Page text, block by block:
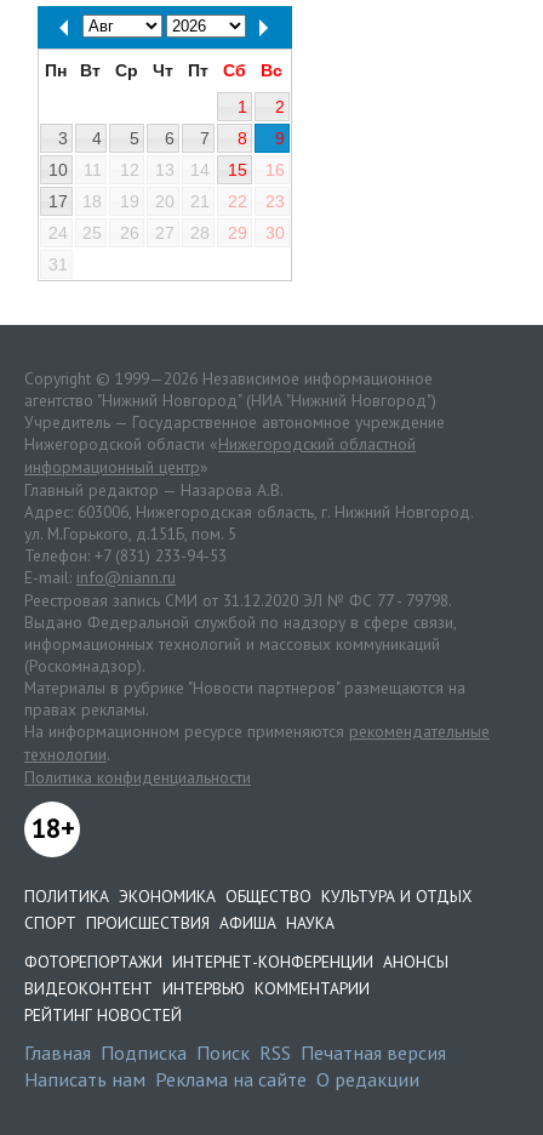
Пн Вт Ср Чт Пт Сб
Вс
1
2
3
4 5 6 7 8
9
10
11 12 13 14 15
16
17
18 19 20 21 22
23
24
25 26 27 28 29
30
31
Copyright © 1999—2026 Независимое информационное
агентство "Нижний Новгород" (НИА "Нижний Новгород")
Учредитель — Государственное автономное учреждение
Нижегородской области «Нижегородский областной
информационный центр»
Главный редактор — Назарова А.В.
Адрес: 603006, Нижегородская область, г. Нижний Новгород.
ул. М.Горького, д.151Б, пом. 5
Телефон: +7 (831) 233-94-53
E-mail: info@niann.ru
Реестровая запись СМИ от 31.12.2020 ЭЛ № ФС 77 - 79798.
Выдано Федеральной службой по надзору в сфере связи,
информационных технологий и массовых коммуникаций
(Роскомнадзор).
Материалы в рубрике "Новости партнеров" размещаются на
правах рекламы.
На информационном ресурсе применяются рекомендательные
технологии.
Политика конфиденциальности
18+
ПОЛИТИКА ЭКОНОМИКА ОБЩЕСТВО КУЛЬТУРА И ОТДЫХ
СПОРТ ПРОИСШЕСТВИЯ АФИША НАУКА
ФОТОРЕПОРТАЖИ ИНТЕРНЕТ-КОНФЕРЕНЦИИ АНОНСЫ
ВИДЕОКОНТЕНТ ИНТЕРВЬЮ КОММЕНТАРИИ
РЕЙТИНГ НОВОСТЕЙ
Главная Подписка Поиск RSS Печатная версия
Написать нам Реклама на сайте О редакции